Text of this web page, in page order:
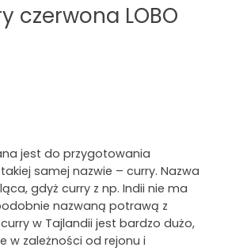
czerwona LOBO
jest do przygotowania
samej nazwie – curry. Nazwa
gdyż curry z np. Indii nie ma
nazwaną potrawą z
w Tajlandii jest bardzo dużo,
w zależności od rejonu i